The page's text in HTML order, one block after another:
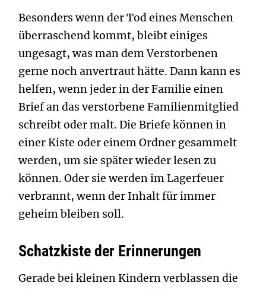
Besonders wenn der Tod eines Menschen
überraschend kommt, bleibt einiges
ungesagt, was man dem Verstorbenen
gerne noch anvertraut hätte. Dann kann es
helfen, wenn jeder in der Familie einen
Brief an das verstorbene Familienmitglied
schreibt oder malt. Die Briefe können in
einer Kiste oder einem Ordner gesammelt
werden, um sie später wieder lesen zu
können. Oder sie werden im Lagerfeuer
verbrannt, wenn der Inhalt für immer
geheim bleiben soll.
Schatzkiste der Erinnerungen
Gerade bei kleinen Kindern verblassen die